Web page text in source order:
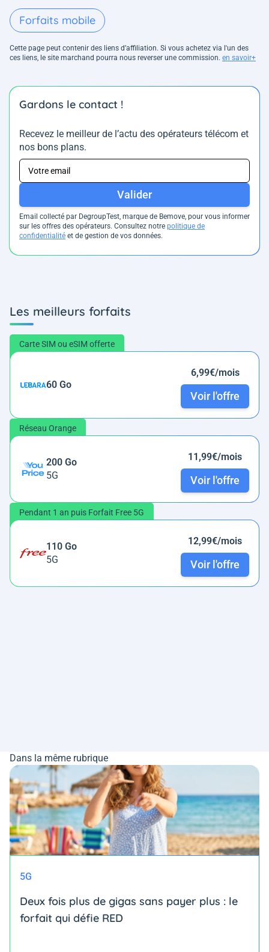
Forfaits mobile
Cette page peut contenir des liens d’affiliation. Si vous achetez via l'un des
ces liens, le site marchand pourra nous reverser une commission. en savoir+
Gardons le contact !
Recevez le meilleur de l’actu des opérateurs télécom et
nos bons plans.
Valider
Email collecté par DegroupTest, marque de Bemove, pour vous informer
sur les offres des opérateurs. Consultez notre politique de
confidentialité et de gestion de vos données.
Les meilleurs forfaits
Carte SIM ou eSIM offerte
60 Go
6,99€/mois
Voir l'offre
Réseau Orange
200 Go
5G
11,99€/mois
Voir l'offre
Pendant 1 an puis Forfait Free 5G
110 Go
5G
12,99€/mois
Voir l'offre
Dans la même rubrique
5G
Deux fois plus de gigas sans payer plus : le
forfait qui défie RED